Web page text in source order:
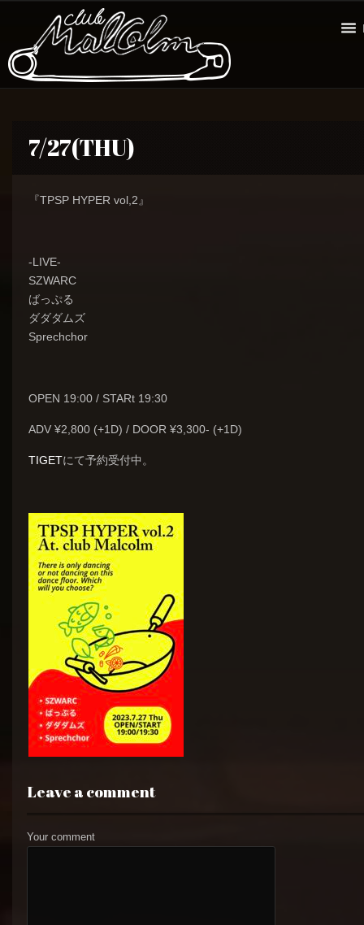
7/27(THU)
『TPSP HYPER vol,2』
-LIVE-
SZWARC
ばっぷる
ダダダムズ
Sprechchor
OPEN 19:00 / STARt 19:30
ADV ¥2,800 (+1D) / DOOR ¥3,300- (+1D)
TIGETにて予約受付中。
Leave a comment
Your comment